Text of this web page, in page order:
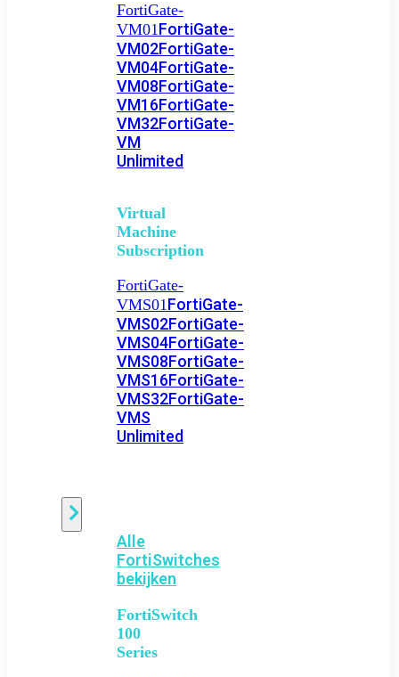
FortiGate-
VM01FortiGate-
VM02FortiGate-
VM04FortiGate-
VM08FortiGate-
VM16FortiGate-
VM32FortiGate-
VM
Unlimited
Virtual
Machine
Subscription
FortiGate-
VMS01FortiGate-
VMS02FortiGate-
VMS04FortiGate-
VMS08FortiGate-
VMS16FortiGate-
VMS32FortiGate-
VMS
Unlimited
Alle
FortiSwitches
bekijken
FortiSwitch
100
Series